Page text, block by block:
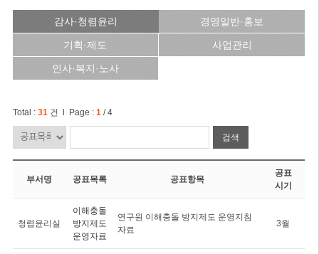
감사·청렴윤리 경영일반·홍보
기획·제도 사업관리
인사·복지·노사
Total : 31건 l Page : 1/ 4
검색
부서명 공표목록 공표항목
공표
시기
청렴윤리실
이해충돌
방지제도
운영자료
연구원 이해충돌 방지제도 운영지침
자료
3월